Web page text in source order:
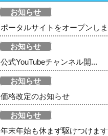
お知らせ
ポータルサイトをオープンし
お知らせ
公式YouTubeチャンネル開...
お知らせ
価格改定のお知らせ
お知らせ
年末年始も休まず駆けつけます